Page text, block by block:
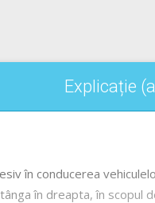
Explicație
în conducerea
în dreapta, în scopul